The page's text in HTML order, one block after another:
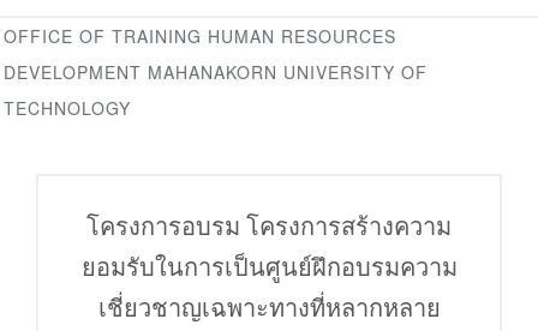
OFFICE OF TRAINING HUMAN RESOURCES
DEVELOPMENT MAHANAKORN UNIVERSITY OF
TECHNOLOGY
โครงการอบรม โครงการสร้างความ
ยอมรับในการเป็นศูนย์ฝึกอบรมความ
เชี่ยวชาญเฉพาะทางที่หลากหลาย